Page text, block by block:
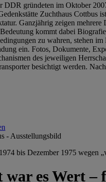
gründeten im Oktober
Zuchthaus Cottbus
Ganzjährig zeigen
kommt dabei
zu wahren, stehen
ein. Fotos, Dokumente,
des jeweiligen
besichtigt werden.
bis Dezember 1975 wegen
war es Wert